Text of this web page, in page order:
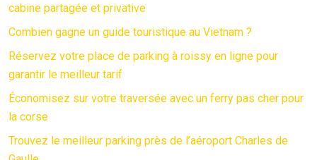
cabine partagée et privative
Combien gagne un guide touristique au Vietnam ?
Réservez votre place de parking à roissy en ligne pour
garantir le meilleur tarif
Économisez sur votre traversée avec un ferry pas cher pour
la corse
Trouvez le meilleur parking près de l’aéroport Charles de